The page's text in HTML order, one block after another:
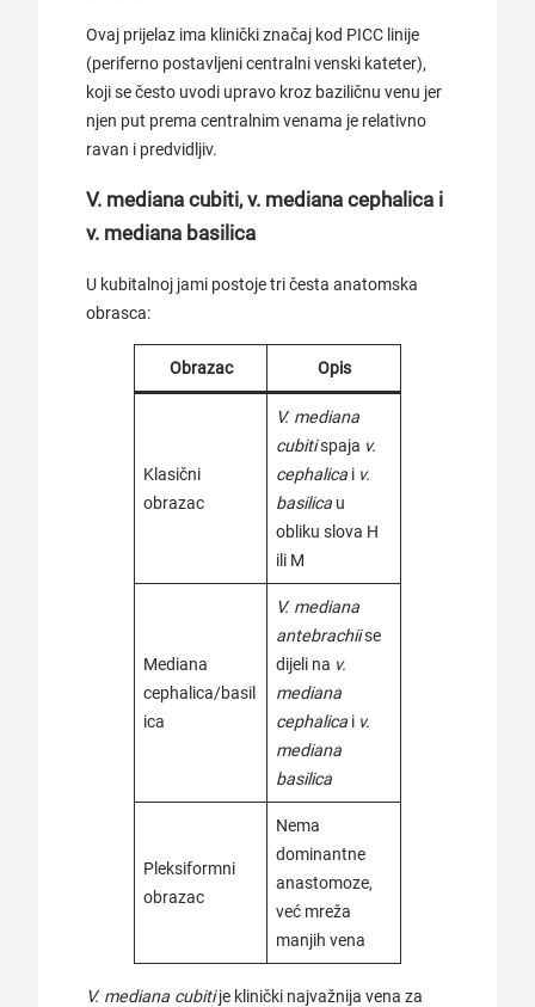
Ovaj prijelaz ima klinički značaj kod PICC linije
(periferno postavljeni centralni venski kateter),
koji se često uvodi upravo kroz baziličnu venu jer
njen put prema centralnim venama je relativno
ravan i predvidljiv.
V. mediana cubiti, v. mediana cephalica i
v. mediana basilica
U kubitalnoj jami postoje tri česta anatomska
obrasca:
Obrazac Opis
Klasični
obrazac
V. mediana
cubitispaja v.
cephalica i v.
basilica u
obliku slova H
ili M
Mediana
cephalica/basil
ica
V. mediana
antebrachiise
dijeli na v.
mediana
cephalica i v.
mediana
basilica
Pleksiformni
obrazac
Nema
dominantne
anastomoze,
već mreža
manjih vena
V. mediana cubitije klinički najvažnija vena za